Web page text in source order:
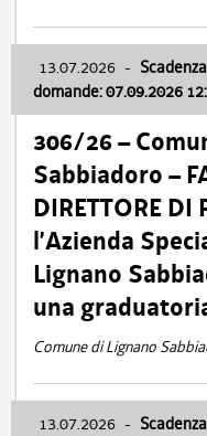
13.07.2026 -
domande: 07.09.2026
306/26 –
Sabbiadoro –
DIRETTORE
l’Azienda
Lignano
una
Comune di Lignano
13.07.2026 -